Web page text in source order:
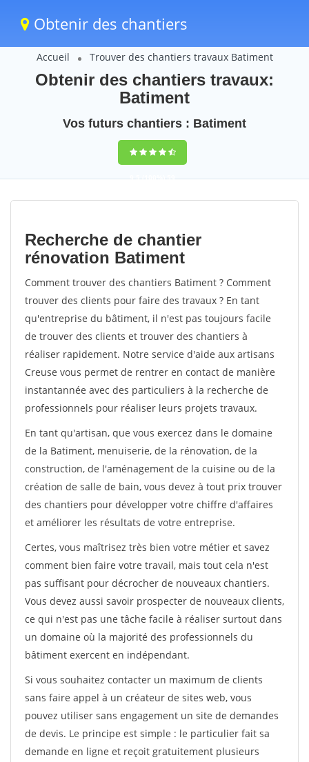
Obtenir des chantiers
Accueil Trouver des chantiers travaux Batiment
Obtenir des chantiers travaux:
Batiment
Vos futurs chantiers : Batiment
9,5(100%)59
votes
Recherche de chantier
rénovation Batiment
Comment trouver des chantiers Batiment ? Comment
trouver des clients pour faire des travaux ? En tant
qu'entreprise du bâtiment, il n'est pas toujours facile
de trouver des clients et trouver des chantiers à
réaliser rapidement. Notre service d'aide aux artisans
Creuse vous permet de rentrer en contact de manière
instantannée avec des particuliers à la recherche de
professionnels pour réaliser leurs projets travaux.
En tant qu'artisan, que vous exercez dans le domaine
de la Batiment, menuiserie, de la rénovation, de la
construction, de l'aménagement de la cuisine ou de la
création de salle de bain, vous devez à tout prix trouver
des chantiers pour développer votre chiffre d'affaires
et améliorer les résultats de votre entreprise.
Certes, vous maîtrisez très bien votre métier et savez
comment bien faire votre travail, mais tout cela n'est
pas suffisant pour décrocher de nouveaux chantiers.
Vous devez aussi savoir prospecter de nouveaux clients,
ce qui n'est pas une tâche facile à réaliser surtout dans
un domaine où la majorité des professionnels du
bâtiment exercent en indépendant.
Si vous souhaitez contacter un maximum de clients
sans faire appel à un créateur de sites web, vous
pouvez utiliser sans engagement un site de demandes
de devis. Le principe est simple : le particulier fait sa
demande en ligne et reçoit gratuitement plusieurs